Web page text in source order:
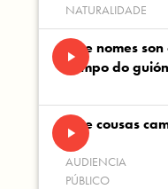
NATURALIDADE
play_arrowQue nomes
campo do
play_arrowQue cousas
AUDIENCIA
PÚBLICO